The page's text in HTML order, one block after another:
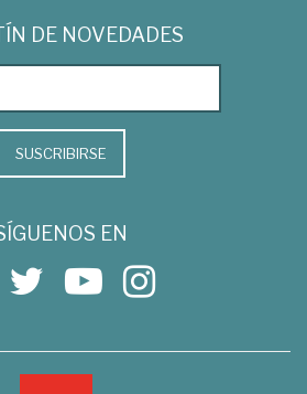
DE NOVEDADES
SUSCRIBIRSE
EN